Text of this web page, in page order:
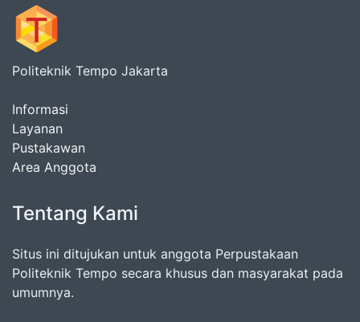
Politeknik Tempo Jakarta
Informasi
Layanan
Pustakawan
Area Anggota
Tentang Kami
Situs ini ditujukan untuk anggota Perpustakaan
Politeknik Tempo secara khusus dan masyarakat pada
umumnya.